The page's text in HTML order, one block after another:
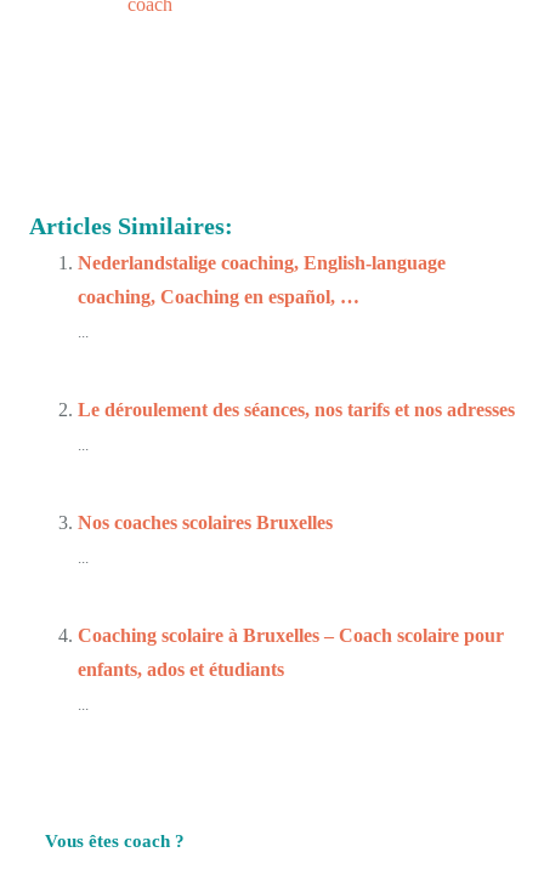
coach
Articles Similaires:
Nederlandstalige coaching, English-language
coaching, Coaching en español, …
...
Le déroulement des séances, nos tarifs et nos adresses
...
Nos coaches scolaires Bruxelles
...
Coaching scolaire à Bruxelles – Coach scolaire pour
enfants, ados et étudiants
...
Vous êtes coach ?